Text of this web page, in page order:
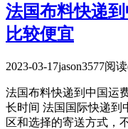
法国布料快递
比较便宜
2023-03-17jason3577阅
法国布料快递到中国运
长时间 法国国际快递到
区和选择的寄送方式，